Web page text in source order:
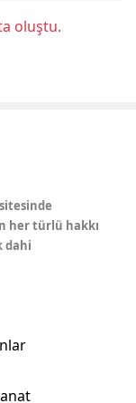
oluştu.
her türlü hakkı
dahi